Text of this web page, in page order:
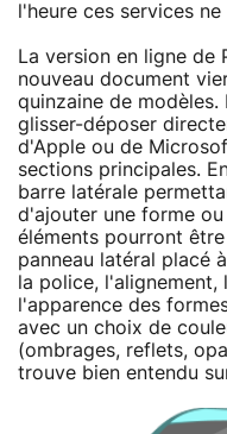
l'heure ces services
La version en ligne de
nouveau document
quinzaine de
glisser-déposer
d'Apple ou de
sections principales.
barre latérale
d'ajouter une forme
éléments pourront
panneau latéral placé
la police,
l'apparence des
avec un choix de
(ombrages, reflets,
trouve bien entendu